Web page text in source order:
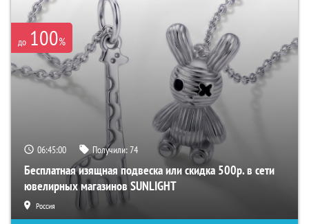
до 100%
06:44:59 Получили:74
Бесплатная изящная подвеска или скидка 500р. в сети
ювелирных магазинов SUNLIGHT
Россия